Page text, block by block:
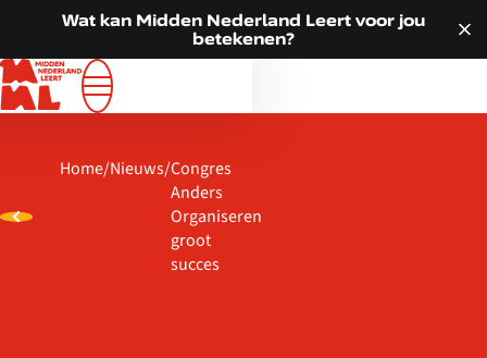
Wat kan Midden Nederland Leert voor jou
betekenen?
Home/Nieuws/Congres
Anders
Organiseren
groot
succes
VOOR JOU
ALLE LOCATIES
WAT WE DOEN
ACTUEEL
CONTACT